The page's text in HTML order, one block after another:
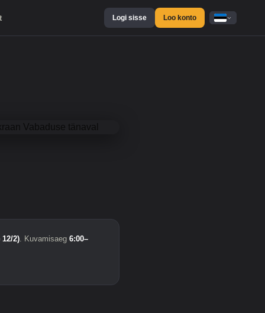
Logi sisse Loo konto
12/2). Kuvamisaeg 6:00–